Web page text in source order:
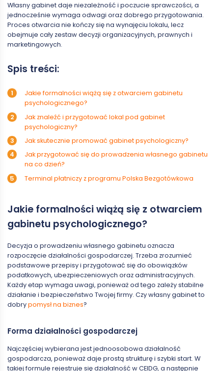
Własny gabinet daje niezależność i poczucie sprawczości, a
jednocześnie wymaga odwagi oraz dobrego przygotowania.
Proces otwarcia nie kończy się na wynajęciu lokalu, lecz
obejmuje cały zestaw decyzji organizacyjnych, prawnych i
marketingowych.
Spis treści:
Jakie formalności wiążą się z otwarciem gabinetu
psychologicznego?
Jak znaleźć i przygotować lokal pod gabinet
psychologiczny?
Jak skutecznie promować gabinet psychologiczny?
Jak przygotować się do prowadzenia własnego gabinetu
na co dzień?
Terminal płatniczy z programu Polska Bezgotówkowa
Jakie formalności wiążą się z otwarciem
gabinetu psychologicznego?
Decyzja o prowadzeniu własnego gabinetu oznacza
rozpoczęcie działalności gospodarczej. Trzeba zrozumieć
podstawowe przepisy i przygotować się do obowiązków
podatkowych, ubezpieczeniowych oraz administracyjnych.
Każdy etap wymaga uwagi, ponieważ od tego zależy stabilne
działanie i bezpieczeństwo Twojej firmy. Czy własny gabinet to
dobrypomysł na biznes?
Forma działalności gospodarczej
Najczęściej wybierana jest jednoosobowa działalność
gospodarcza, ponieważ daje prostą strukturę i szybki start. W
takiej formule rejestruje się działalność w CEIDG, a następnie